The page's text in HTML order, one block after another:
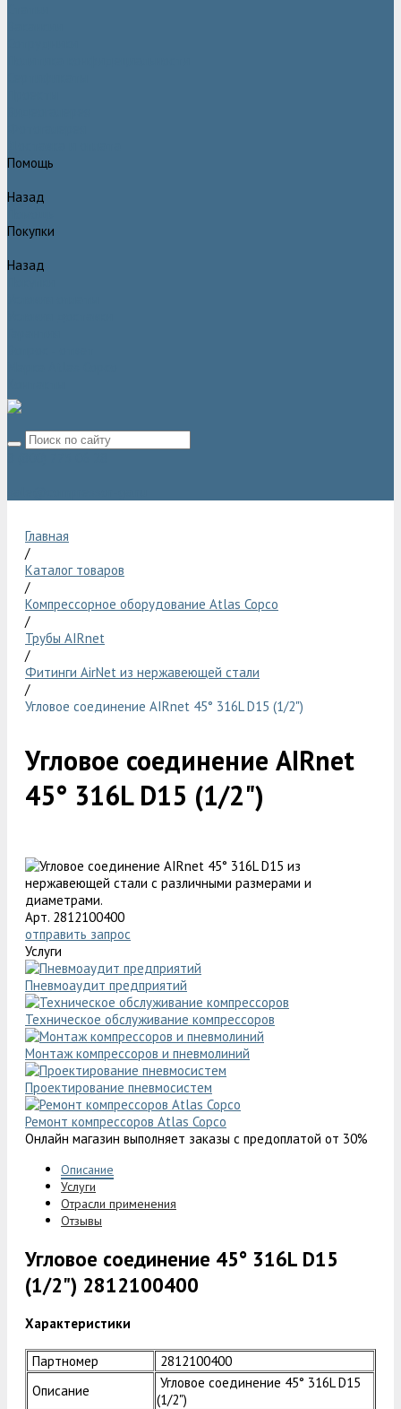
Помощь
Назад
Покупки
Назад
Главная
/
Каталог товаров
/
Компрессорное оборудование Atlas Copco
/
Трубы AIRnet
/
Фитинги AirNet из нержавеющей стали
/
Угловое соединение AIRnet 45° 316L D15 (1/2")
Угловое соединение AIRnet
45° 316L D15 (1/2")
Арт. 2812100400
отправить запрос
Услуги
Пневмоаудит предприятий
Техническое обслуживание компрессоров
Монтаж компрессоров и пневмолиний
Проектирование пневмосистем
Ремонт компрессоров Atlas Copco
Онлайн магазин выполняет заказы с предоплатой от 30%
Описание
Услуги
Отрасли применения
Отзывы
Угловое соединение 45° 316L D15
(1/2") 2812100400
Характеристики
Партномер
2812100400
Описание
Угловое соединение 45° 316L D15
(1/2")